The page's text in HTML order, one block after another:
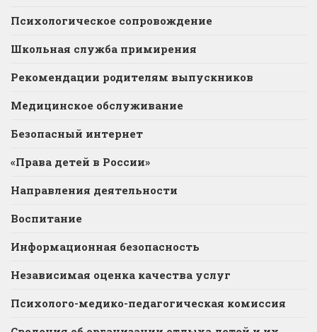
Психологическое сопровождение
Школьная служба примирения
Рекомендации родителям выпускников
Медицинское обслуживание
Безопасный интернет
«Права детей в России»
Направления деятельности
Воспитание
Информационная безопасность
Независимая оценка качества услуг
Психолого-медико-педагогическая комиссия